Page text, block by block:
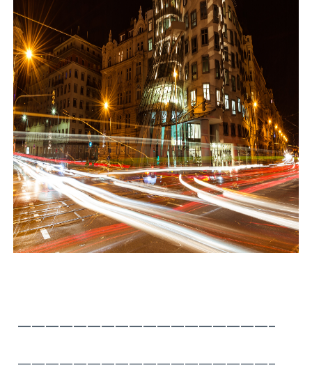
——————————————————–
——————————————————–